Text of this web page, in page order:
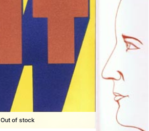
Out of stock